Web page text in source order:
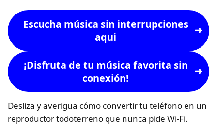
Escucha música sin interrupciones
aqui
¡Disfruta de tu música favorita sin
conexión!
Desliza y averigua cómo convertir tu teléfono en un
reproductor todoterreno que nunca pide Wi‑Fi.